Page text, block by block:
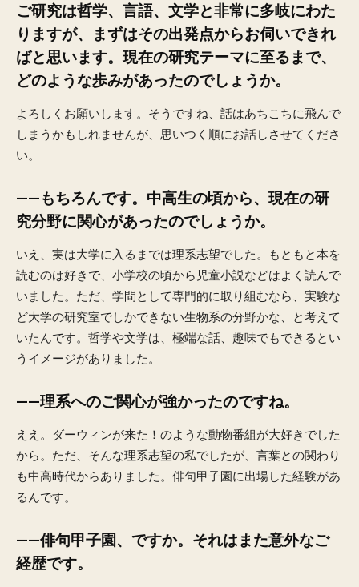
ご研究は哲学、言語、文学と非常に多岐にわた
りますが、まずはその出発点からお伺いできれ
ばと思います。現在の研究テーマに至るまで、
どのような歩みがあったのでしょうか。
よろしくお願いします。そうですね、話はあちこちに飛んで
しまうかもしれませんが、思いつく順にお話しさせてくださ
い。
——もちろんです。中高生の頃から、現在の研
究分野に関心があったのでしょうか。
いえ、実は大学に入るまでは理系志望でした。もともと本を
読むのは好きで、小学校の頃から児童小説などはよく読んで
いました。ただ、学問として専門的に取り組むなら、実験な
ど大学の研究室でしかできない生物系の分野かな、と考えて
いたんです。哲学や文学は、極端な話、趣味でもできるとい
うイメージがありました。
——理系へのご関心が強かったのですね。
ええ。ダーウィンが来た！のような動物番組が大好きでした
から。ただ、そんな理系志望の私でしたが、言葉との関わり
も中高時代からありました。俳句甲子園に出場した経験があ
るんです。
——俳句甲子園、ですか。それはまた意外なご
経歴です。